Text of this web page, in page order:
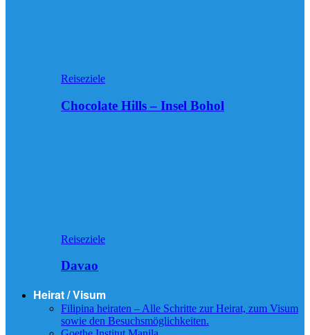
Reiseziele
Chocolate Hills – Insel Bohol
Reiseziele
Davao
Heirat / Visum
Filipina heiraten – Alle Schritte zur Heirat, zum Visum
sowie den Besuchsmöglichkeiten.